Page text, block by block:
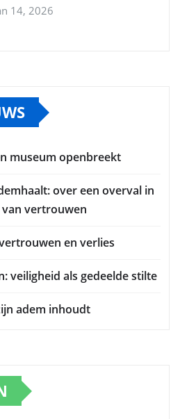
14, 2026
museum openbreekt
over een overval in
van vertrouwen
en verlies
veiligheid als gedeelde stilte
adem inhoudt